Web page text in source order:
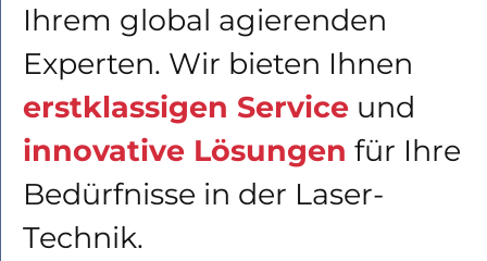
Ihrem global agierenden
Experten. Wir bieten Ihnen
erstklassigen Service und
innovative Lösungen für Ihre
Bedürfnisse in der Laser-
Technik.